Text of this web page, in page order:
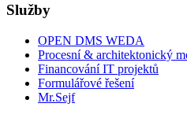
Služby
OPEN DMS WEDA
Procesní & architektonický
Financování IT projektů
Formulářové řešení
Mr.Sejf